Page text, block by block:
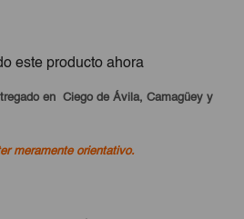
este producto ahora
en Ciego de Ávila, Camagüey y
meramente orientativo.